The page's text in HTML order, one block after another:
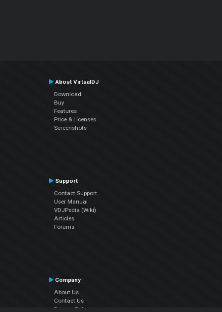
About VirtualDJ
Download
Buy
Features
Price & Licenses
Screenshots
Support
Contact Support
User Manual
VDJPedia (Wiki)
Articles
Forums
Company
About Us
Contact Us
Privacy Policy